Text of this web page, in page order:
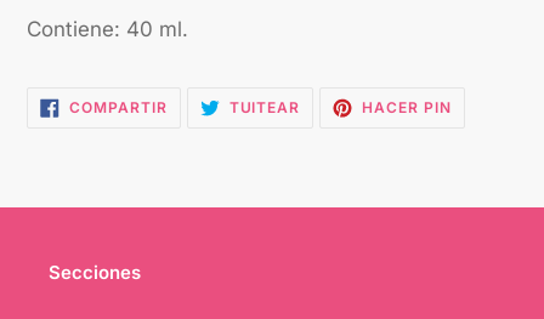
Contiene: 40 ml.
COMPARTIRCOMPARTIR
EN
TUITEAR TUITEARHACER PINPINEAR
EN
Secciones